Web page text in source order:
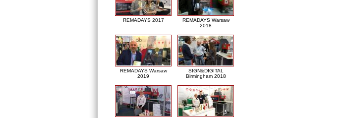
REMADAYS 2017
REMADAYS Warsaw
2018
REMADAYS Warsaw
2019
SIGN&DIGITAL
Birmingham 2018